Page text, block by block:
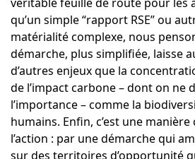
qu’un simple “rapport RSE” ou
matérialité complexe, nous
démarche, plus simplifiée, laisse
d’autres enjeux que la
de l’impact carbone – dont on ne
l’importance – comme la
humains. Enfin, c’est une
l’action : par une démarche qui
sur des territoires d’opportunité